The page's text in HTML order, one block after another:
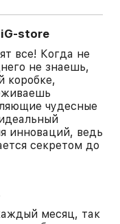
store
все! Когда не
не знаешь,
коробке,
чудесные
инноваций, ведь
секретом до
месяц, так